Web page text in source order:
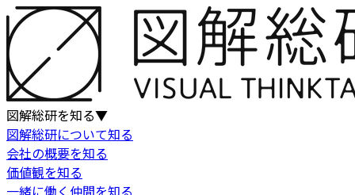
図解総研を知る▼
図解総研について知る
会社の概要を知る
価値観を知る
一緒に働く仲間を知る